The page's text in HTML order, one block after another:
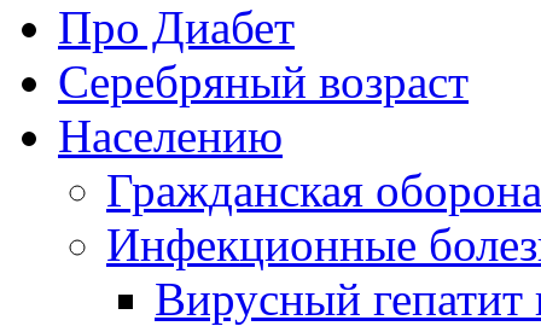
Про Диабет
Серебряный возраст
Населению
Гражданская оборона
Инфекционные
Вирусный гепатит